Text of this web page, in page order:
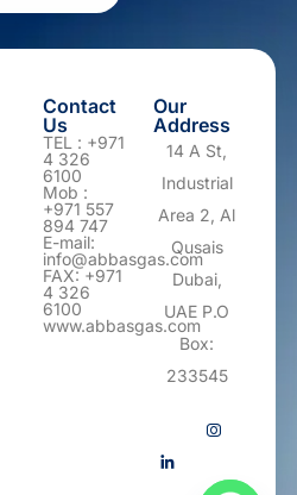
Contact
Us
TEL : +971
4 326
6100
Mob :
+971 557
894 747
E-mail:
info@abbasgas.com
FAX: +971
4 326
6100
www.abbasgas.com
Our
Address
14 A St,
Industrial
Area 2, Al
Qusais
Dubai,
UAE P.O
Box:
233545